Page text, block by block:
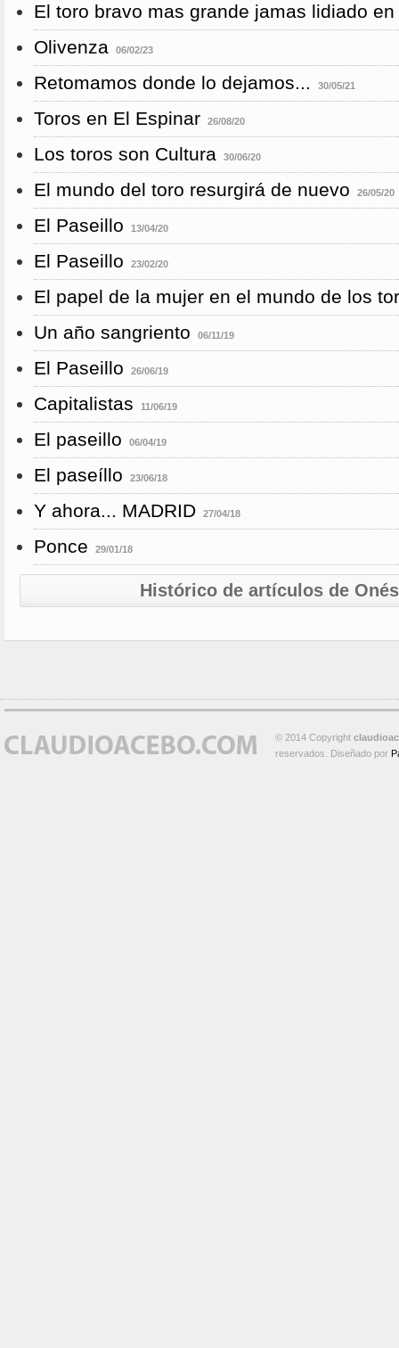
El toro bravo mas grande jamas lidiado
Olivenza
06/02/23
Retomamos donde lo dejamos... 30/05/21
Toros en El Espinar 26/08/20
Los toros son Cultura 30/06/20
El mundo del toro resurgirá de nuevo 26/05/20
El Paseillo 13/04/20
El Paseillo 23/02/20
El papel de la mujer en el mundo de los
Un año sangriento
06/11/19
El Paseillo 26/06/19
Capitalistas 11/06/19
El paseillo 06/04/19
El paseíllo 23/06/18
Y ahora... MADRID 27/04/18
Ponce 29/01/18
Histórico de artículos de
© 2014 Copyright
reservados. Diseñado por